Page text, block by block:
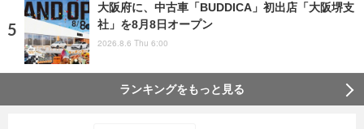
大阪府に、中古車「BUDDICA」初出店「大阪堺支
社」を8月8日オープン
2026.8.6 Thu 6:00
ランキングをもっと見る